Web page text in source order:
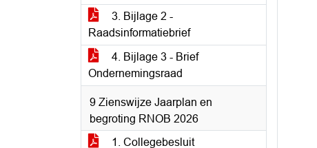
3. Bijlage 2 -
Raadsinformatiebrief
4. Bijlage 3 - Brief
Ondernemingsraad
9 Zienswijze Jaarplan en
begroting RNOB 2026
1. Collegebesluit